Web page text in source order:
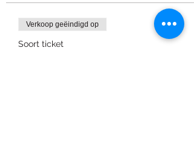
Verkoop geëindigd op
Soort ticket